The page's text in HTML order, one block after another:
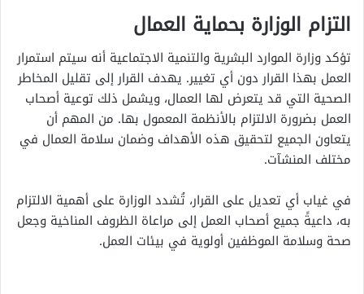
التزام الوزارة بحماية العمال
تؤكد وزارة الموارد البشرية والتنمية الاجتماعية أنه سيتم استمرار
العمل بهذا القرار دون أي تغيير. يهدف القرار إلى تقليل المخاطر
الصحية التي قد يتعرض لها العمال، ويشمل ذلك توعية أصحاب
العمل بضرورة الالتزام بالأنظمة المعمول بها. من المهم أن
يتعاون الجميع لتحقيق هذه الأهداف وضمان سلامة العمال في
مختلف المنشآت.
في غياب أي تعديل على القرار، تُشدد الوزارة على أهمية الالتزام
به، داعيةً جميع أصحاب العمل إلى مراعاة الظروف المناخية وجعل
صحة وسلامة الموظفين أولوية في بيئات العمل.